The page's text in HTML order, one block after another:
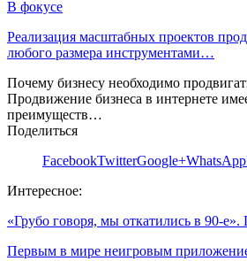
В фокусе
Реализация масштабных проектов
любого размера инструментами…
Почему бизнесу необходимо
Продвижение бизнеса в интернете
преимуществ…
Поделиться
FacebookTwitterGoogle+WhatsApp
Интересное:
«Грубо говоря, мы откатились в 90-
Первым в мире неигровым